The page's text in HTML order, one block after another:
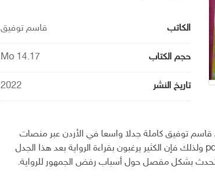
الكاتب قاسم توفيق
حجم الكتاب 14.17 Mo
تاريخ النشر 2022
قاسم توفيق كاملة جدلا واسعا في الأردن عبر منصات
التواصل الاجتماعي، رواية ميرا pdf ولذلك فإن الكثير يرغبون بقراءة الرواية بعد هذا الجدل
بشكل مفصل حول أسباب رفض الجمهور للرواية.